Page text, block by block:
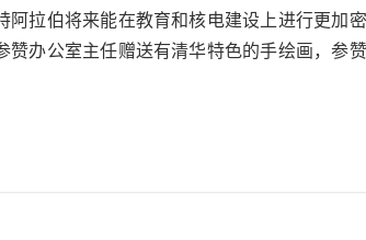
拉伯将来能在教育和核电建设上进行更加
赞办公室主任赠送有清华特色的手绘画，参